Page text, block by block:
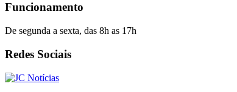
Funcionamento
De segunda a sexta, das 8h as 17h
Redes Sociais